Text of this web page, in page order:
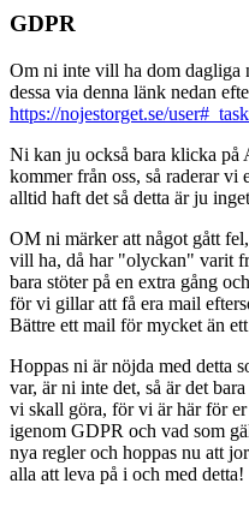
GDPR
Om ni inte vill ha dom dagliga
dessa via denna länk nedan
https://nojestorget.se/
Ni kan ju också bara klicka
kommer från oss, så raderar vi
alltid haft det så detta är ju
OM ni märker att något gått
vill ha, då har "olyckan" varit
bara stöter på en extra gång
för vi gillar att få era mail
Bättre ett mail för mycket än
Hoppas ni är nöjda med detta
var, är ni inte det, så är det
vi skall göra, för vi är här för
igenom GDPR och vad som
nya regler och hoppas nu att
alla att leva på i och med detta!